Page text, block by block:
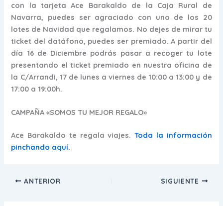
con la tarjeta Ace Barakaldo de la Caja Rural de
Navarra, puedes ser agraciado con uno de los 20
lotes de Navidad que regalamos. No dejes de mirar tu
ticket del datáfono, puedes ser premiado. A partir del
día 16 de Diciembre podrás pasar a recoger tu lote
presentando el ticket premiado en nuestra oficina de
la C/Arrandi, 17 de lunes a viernes de 10:00 a 13:00 y de
17:00 a 19:00h.
CAMPAÑA «SOMOS TU MEJOR REGALO»
Ace Barakaldo te regala viajes.Toda la información
pinchando aquí.
ANTERIOR SIGUIENTE